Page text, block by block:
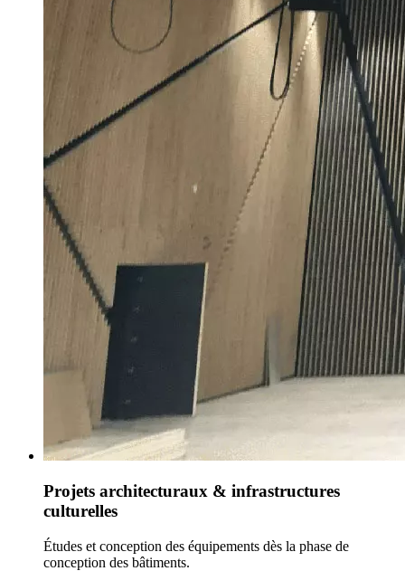
Projets architecturaux & infrastructures
culturelles
Études et conception des équipements dès la phase de
conception des bâtiments.